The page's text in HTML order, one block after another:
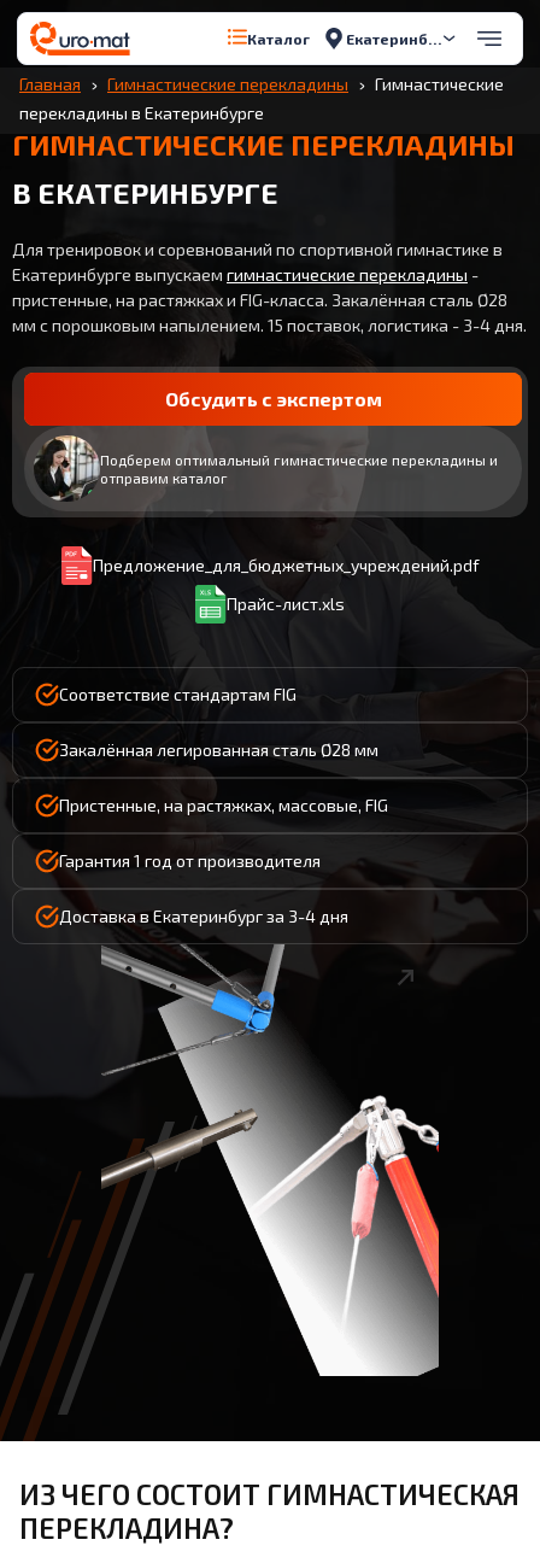
Каталог Екатеринбург
Главная Гимнастические перекладины
Гимнастические
перекладины в Екатеринбурге
ГИМНАСТИЧЕСКИЕ ПЕРЕКЛАДИНЫ
В ЕКАТЕРИНБУРГЕ
Для тренировок и соревнований по спортивной гимнастике в
Екатеринбурге выпускаем гимнастические перекладины -
пристенные, на растяжках и FIG-класса. Закалённая сталь Ø28
мм с порошковым напылением. 15 поставок, логистика - 3-4 дня.
Обсудить с экспертом
Подберем оптимальный гимнастические перекладины и
отправим каталог
Предложение_для_бюджетных_учреждений.pdf
Прайс-лист.xls
Соответствие стандартам FIG
Закалённая легированная сталь Ø28 мм
Пристенные, на растяжках, массовые, FIG
Гарантия 1 год от производителя
Доставка в Екатеринбург за 3-4 дня
ИЗ ЧЕГО СОСТОИТ ГИМНАСТИЧЕСКАЯ
ПЕРЕКЛАДИНА?